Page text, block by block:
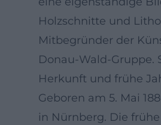
Holzschnitte und
Mitbegründer der
Herkunft und frühe
Geboren am 5. Mai
in Nürnberg. Die